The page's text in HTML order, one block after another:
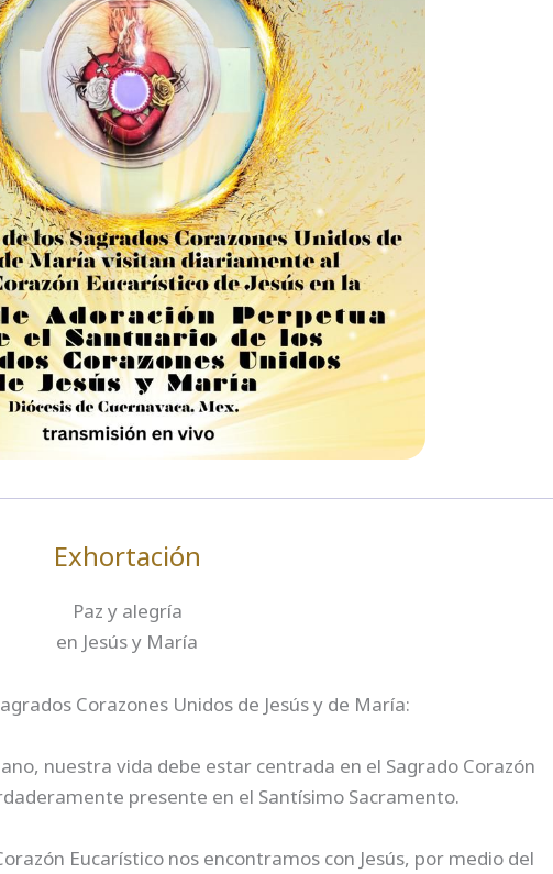
Exhortación
Paz y alegría
en Jesús y María
Corazones Unidos de Jesús y de María:
nuestra vida debe estar centrada en el Sagrado Corazón
presente en el Santísimo Sacramento.
Eucarístico nos encontramos con Jesús, por medio del